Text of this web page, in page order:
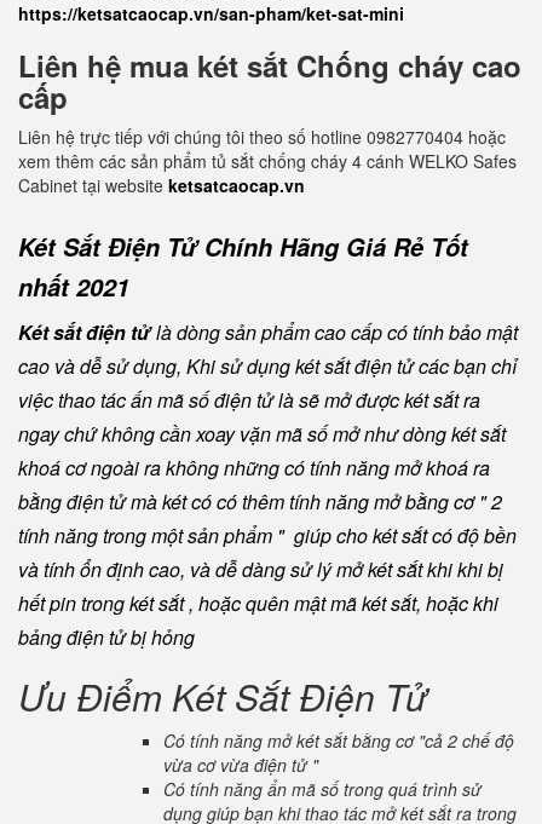
https://ketsatcaocap.vn/san-pham/ket-sat-mini
Liên hệ mua két sắt Chống cháy cao
cấp
Liên hệ trực tiếp với chúng tôi theo số hotline 0982770404 hoặc
xem thêm các sản phẩm tủ sắt chống cháy 4 cánh WELKO Safes
Cabinet tại website ketsatcaocap.vn
Két Sắt Điện Tử Chính Hãng Giá Rẻ Tốt
nhất 2021
Két sắt điện tửlà dòng sản phẩm cao cấp có tính bảo mật
cao và dễ sử dụng, Khi sử dụng két sắt điện tử các bạn chỉ
việc thao tác ấn mã số điện tử là sẽ mở được két sắt ra
ngay chứ không cần xoay vặn mã số mở như dòng két sắt
khoá cơ ngoài ra không những có tính năng mở khoá ra
bằng điện tử mà két có có thêm tính năng mở bằng cơ " 2
tính năng trong một sản phẩm " giúp cho két sắt có độ bền
và tính ổn định cao, và dễ dàng sử lý mở két sắt khi khi bị
hết pin trong két sắt , hoặc quên mật mã két sắt, hoặc khi
bảng điện tử bị hỏng
Ưu Điểm Két Sắt Điện Tử
Có tính năng mở két sắt bằng cơ "cả 2 chế độ
vừa cơ vừa điện tử "
Có tính năng ẩn mã số trong quá trình sử
dụng giúp bạn khi thao tác mở két sắt ra trong